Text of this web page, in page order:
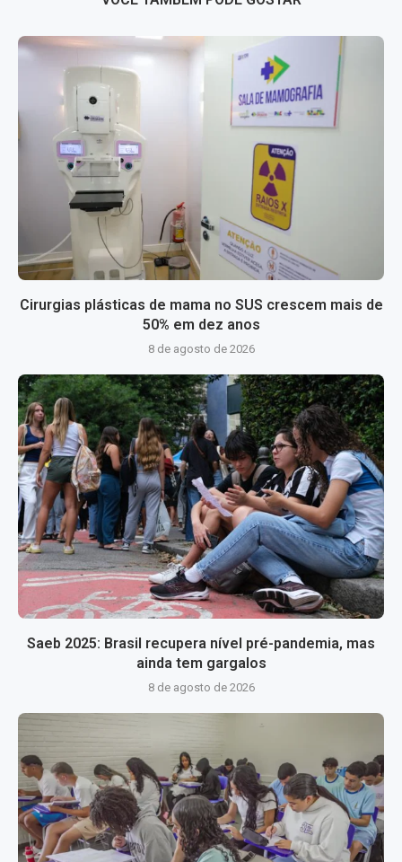
Cirurgias plásticas de mama no SUS crescem mais de
50% em dez anos
8 de agosto de 2026
Saeb 2025: Brasil recupera nível pré-pandemia, mas
ainda tem gargalos
8 de agosto de 2026